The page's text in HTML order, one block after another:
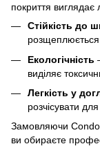
покриття виглядає
Стійкість до
розщеплюється
Екологічність
виділяє
Легкість у
розчісувати
Замовляючи
ви обираєте